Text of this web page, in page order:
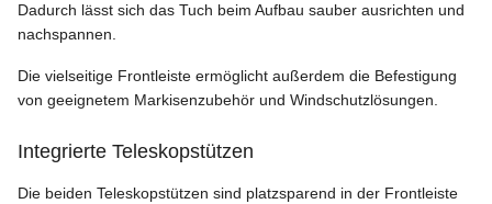
Dadurch lässt sich das Tuch beim Aufbau sauber ausrichten und
nachspannen.
Die vielseitige Frontleiste ermöglicht außerdem die Befestigung
von geeignetem Markisenzubehör und Windschutzlösungen.
Integrierte Teleskopstützen
Die beiden Teleskopstützen sind platzsparend in der Frontleiste